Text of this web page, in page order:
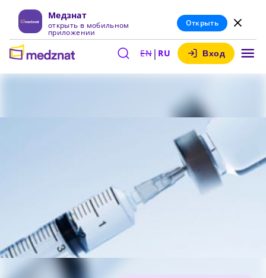
Медзнат
открыть в мобильном
приложении
Открыть
EN| RU Вход